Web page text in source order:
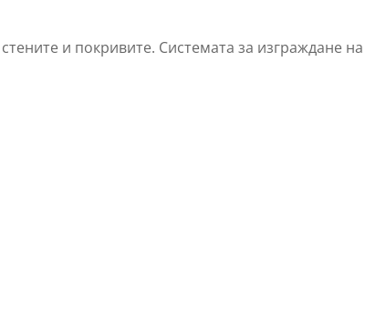
и покривите. Системата за изграждане